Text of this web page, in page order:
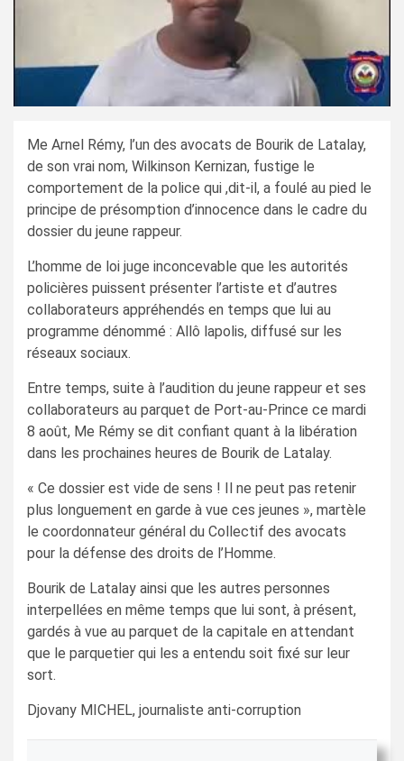
Me Arnel Rémy, l’un des avocats de Bourik de Latalay,
de son vrai nom, Wilkinson Kernizan, fustige le
comportement de la police qui ,dit-il, a foulé au pied le
principe de présomption d’innocence dans le cadre du
dossier du jeune rappeur.
L’homme de loi juge inconcevable que les autorités
policières puissent présenter l’artiste et d’autres
collaborateurs appréhendés en temps que lui au
programme dénommé : Allô lapolis, diffusé sur les
réseaux sociaux.
Entre temps, suite à l’audition du jeune rappeur et ses
collaborateurs au parquet de Port-au-Prince ce mardi
8 août, Me Rémy se dit confiant quant à la libération
dans les prochaines heures de Bourik de Latalay.
« Ce dossier est vide de sens ! Il ne peut pas retenir
plus longuement en garde à vue ces jeunes », martèle
le coordonnateur général du Collectif des avocats
pour la défense des droits de l’Homme.
Bourik de Latalay ainsi que les autres personnes
interpellées en même temps que lui sont, à présent,
gardés à vue au parquet de la capitale en attendant
que le parquetier qui les a entendu soit fixé sur leur
sort.
Djovany MICHEL, journaliste anti-corruption